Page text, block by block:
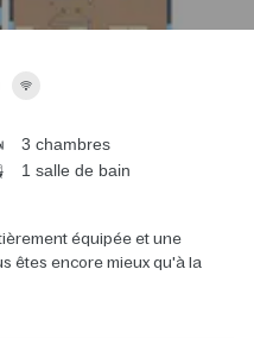
3 chambres
1 salle de bain
équipée et une
êtes encore mieux qu'à la